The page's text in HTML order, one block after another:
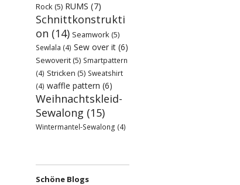
Rock (5) RUMS (7)
Schnittkonstrukti
on (14) Seamwork (5)
Sewlala (4) Sew over it (6)
Sewoverit (5) Smartpattern
(4) Stricken (5) Sweatshirt
(4) waffle pattern (6)
Weihnachtskleid-
Sewalong (15)
Wintermantel-Sewalong (4)
Schöne Blogs